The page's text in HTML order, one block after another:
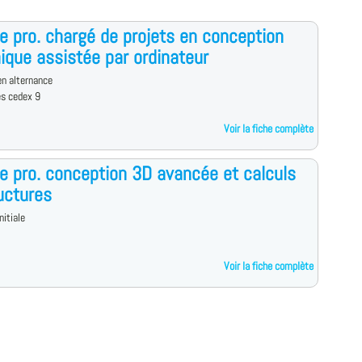
pro. chargé de projets en conception
assistée par ordinateur
alternance
cedex 9
Voir la fiche complète
pro. conception 3D avancée et calculs
Voir la fiche complète